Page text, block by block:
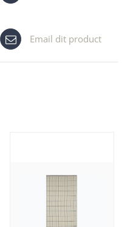
Email dit product